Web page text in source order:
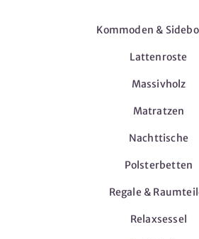
Kommoden &
Lattenroste
Massivholz
Matratzen
Nachttische
Polsterbetten
Regale &
Relaxsessel